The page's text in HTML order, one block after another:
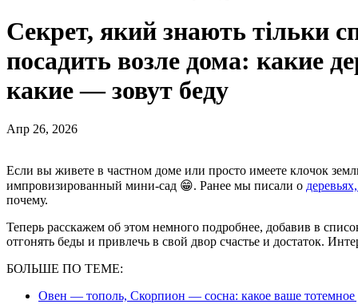
Секрет, який знають тільки
посадить возле дома: какие
какие — зовут беду
Апр 26, 2026
Если вы живете в частном доме или просто имеете клочок земли неподалеку от дома, скорее всего, у вас уже есть
импровизированный мини-сад 😁. Ранее мы писали о
почему.
Теперь расскажем об этом немного подробнее, добавив в
отгонять беды и привлечь в свой двор счастье и достаток.
БОЛЬШЕ ПО ТЕМЕ:
Овен — тополь, Скорпион — сосна: какое ваше тотемное